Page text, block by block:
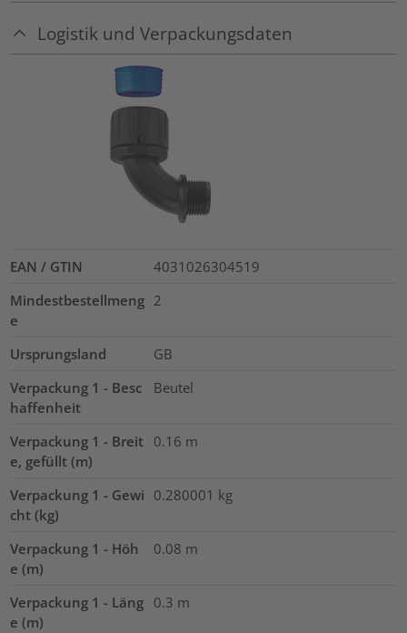
Logistik und Verpackungsdaten
EAN / GTIN
4031026304519
Mindestbestellmeng
e
2
Ursprungsland
GB
Verpackung 1 - Besc
haffenheit
Beutel
Verpackung 1 - Breit
e, gefüllt (m)
0.16 m
Verpackung 1 - Gewi
cht (kg)
0.280001 kg
Verpackung 1 - Höh
e (m)
0.08 m
Verpackung 1 - Läng
e (m)
0.3 m